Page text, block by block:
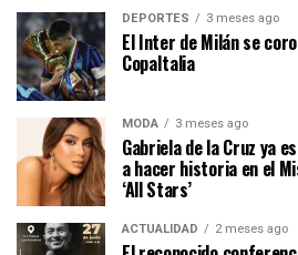
DEPORTES 3 meses ago
El Inter de Milán se
CopaItalia
MODA 3 meses ago
Gabriela de la Cruz ya
a hacer historia en el
‘All Stars’
ACTUALIDAD 2 meses ago